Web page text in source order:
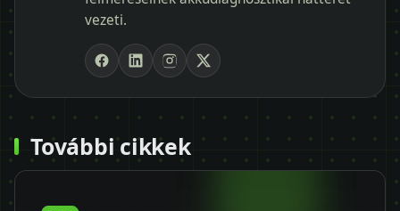
vezeti.
További cikkek